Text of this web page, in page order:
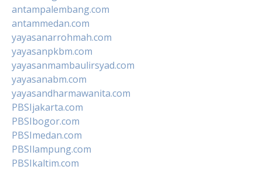
antampalembang.com
antammedan.com
yayasanarrohmah.com
yayasanpkbm.com
yayasanmambaulirsyad.com
yayasanabm.com
yayasandharmawanita.com
PBSIjakarta.com
PBSIbogor.com
PBSImedan.com
PBSIlampung.com
PBSIkaltim.com